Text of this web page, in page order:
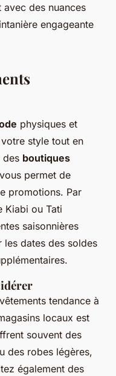
des nuances
engageante
physiques et
style tout en
des boutiques
permet de
promotions. Par
Kiabi ou Tati
saisonnières
les dates des soldes
tendance à
locaux est
souvent des
des robes légères,
également des